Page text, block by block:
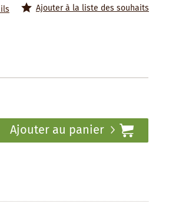
Ajouter à la liste des souhaits
Ajouter au panier